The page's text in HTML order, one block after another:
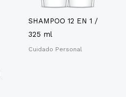
PEG-90M, pantenol,
(maíz), aceite de coco
nucifera, acetato de
tocoferilo, ácido cítrico,
SHAMPOO 12 EN 1 /
325 ml
Cuidado Personal